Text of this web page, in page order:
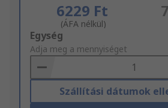
6229 Ft
(ÁFA nélkül)
Add
to
Basket
Egység
Adja meg a mennyiséget
Szállítási dátumok